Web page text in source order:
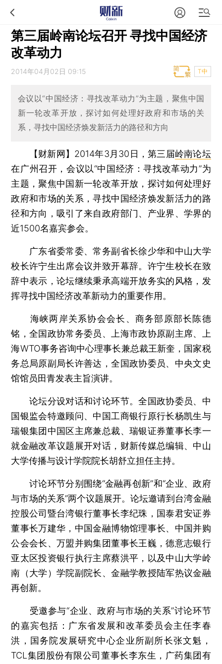
第三届岭南论坛召开 寻找中国经济
改革动力
2014年04月02日 09:15 T中
会议以“中国经济：寻找改革动力”为主题，聚焦中国
新一轮改革开放，探讨如何处理好政府和市场的关
系，寻找中国经济焕发新活力的路径和方向
【财新网】 2014年3月30日，第三届岭南论坛
在广州召开，会议以“中国经济：寻找改革动力”为
主题，聚焦中国新一轮改革开放，探讨如何处理好
政府和市场的关系，寻找中国经济焕发新活力的路
径和方向，吸引了来自政府部门、产业界、学界的
近1500名嘉宾参会。
广东省委常委、常务副省长徐少华和中山大学
校长许宁生出席会议并致开幕辞。许宁生校长在致
辞中表示，论坛继续秉承高端开放务实的风格，发
挥寻找中国经济改革新动力的重要作用。
海峡两岸关系协会会长、商务部原部长陈德
铭，全国政协常务委员、上海市政协原副主席、上
海WTO事务咨询中心理事长兼总裁王新奎，国家税
务总局原副局长许善达，全国政协委员、中央文史
馆馆员田青发表主旨演讲。
论坛分设对话和讨论环节。全国政协委员、中
国银监会特邀顾问、中国工商银行原行长杨凯生与
瑞银集团中国区主席兼总裁、瑞银证券董事长李一
就金融改革议题展开对话，财新传媒总编辑、中山
大学传播与设计学院院长胡舒立担任主持。
讨论环节分别围绕“金融再创新”和“企业、政府
与市场的关系”两个议题展开。论坛邀请到台湾金融
控股公司暨台湾银行董事长李纪珠，国泰君安证券
董事长万建华，中国金融博物馆理事长、中国并购
公会会长、万盟并购集团董事长王巍，德意志银行
亚太区投资银行执行主席蔡洪平，以及中山大学岭
南（大学）学院副院长、金融学教授陆军热议金融
再创新。
受邀参与“企业、政府与市场的关系”讨论环节
的嘉宾包括：广东省发展和改革委员会主任李春
洪，国务院发展研究中心企业所副所长张文魁，
TCL集团股份有限公司董事长李东生，广药集团有